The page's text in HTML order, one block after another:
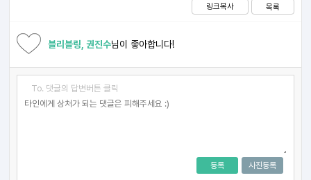
링크복사 목록
블리블링, 권진수님이 좋아합니다!
To. 댓글의 답변버튼 클릭
사진등록
등록